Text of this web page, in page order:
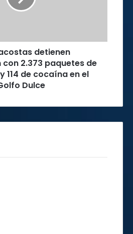
detienen
2.373 paquetes de
114 de cocaína en el
Dulce